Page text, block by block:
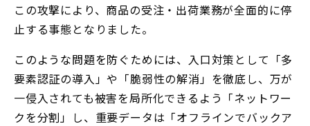
この攻撃により、商品の受注・出荷業務が全面的に停
止する事態となりました。
このような問題を防ぐためには、
入口対策として「多
要素認証の導入」や「脆弱性の解消」を徹底し、万が
一侵入されても被害を局所化できるよう「ネットワー
クを分割」し、重要データは「オフラインでバックア